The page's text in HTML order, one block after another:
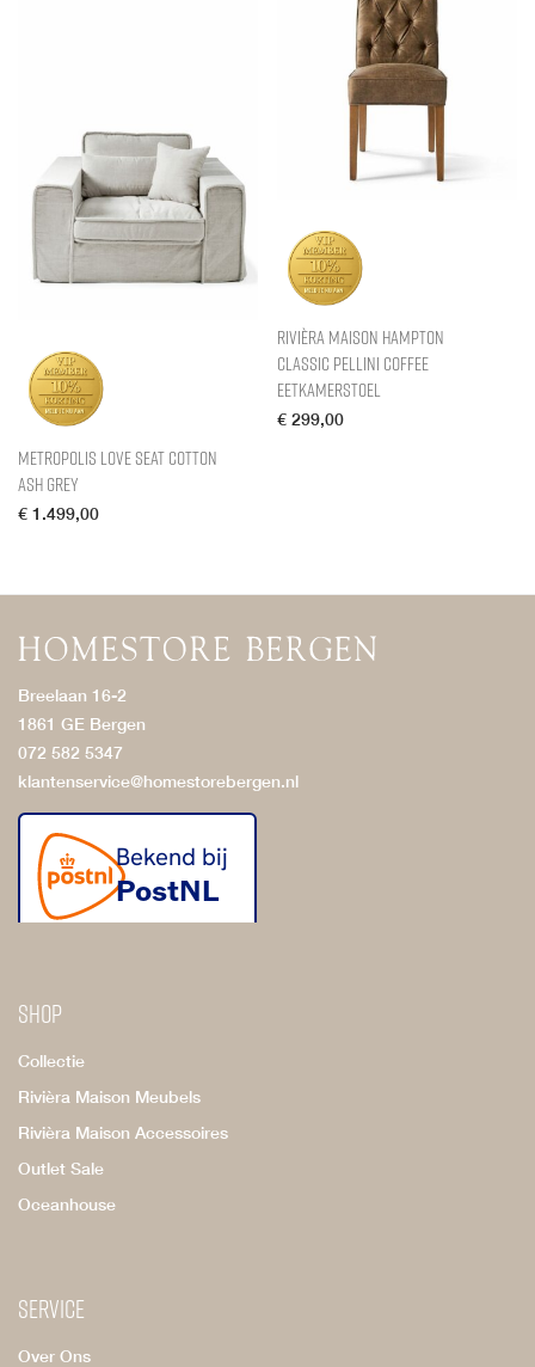
Metropolis Love Seat Cotton
Ash Grey
€ 1.499,00
Rivièra Maison Hampton
Classic Pellini Coffee
Eetkamerstoel
€ 299,00
Breelaan 16-2
1861 GE Bergen
072 582 5347
klantenservice@homestorebergen.nl
Shop
Collectie
Rivièra Maison Meubels
Rivièra Maison Accessoires
Outlet Sale
Oceanhouse
Service
Over Ons